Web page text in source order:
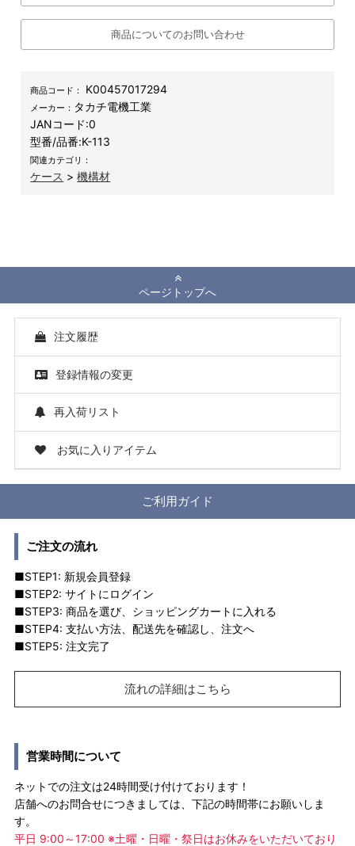
商品についてのお問い合わせ
商品コード： K00457017294
メーカー： タカチ電機工業
JANコード:0
型番/品番:K-113
関連カテゴリ：
ケース >機構材
ページトップへ
注文履歴
登録情報の変更
再入荷リスト
お気に入りアイテム
ご利用ガイド
ご注文の流れ
■STEP1: 新規会員登録
■STEP2: サイトにログイン
■STEP3: 商品を選び、ショッピングカートに入れる
■STEP4: 支払い方法、配送先を確認し、注文へ
■STEP5: 注文完了
流れの詳細はこちら
営業時間について
ネットでの注文は24時間受け付けております！
店舗へのお問合せにつきましては、下記の時間帯にお願いしま
す。
平日 9:00～17:00 ※土曜・日曜・祭日はお休みをいただいており